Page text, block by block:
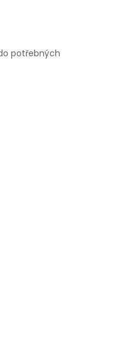
potřebných